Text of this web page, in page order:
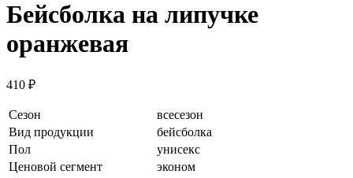
Бейсболка на липучке
оранжевая
410 ₽
Сезон
всесезон
Вид продукции
бейсболка
Пол
унисекс
Ценовой сегмент
эконом